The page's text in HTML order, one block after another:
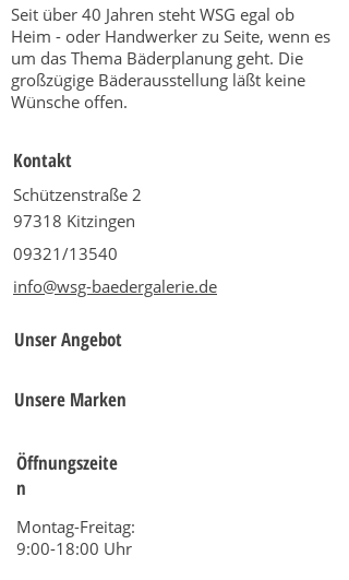
Seit über 40 Jahren steht WSG egal ob
Heim - oder Handwerker zu Seite, wenn es
um das Thema Bäderplanung geht. Die
großzügige Bäderausstellung läßt keine
Wünsche offen.
Kontakt
Schützenstraße 2
97318 Kitzingen
09321/13540
info@wsg-baedergalerie.de
Unser Angebot
Unsere Marken
Öffnungszeite
n
Montag-Freitag:
9:00-18:00 Uhr